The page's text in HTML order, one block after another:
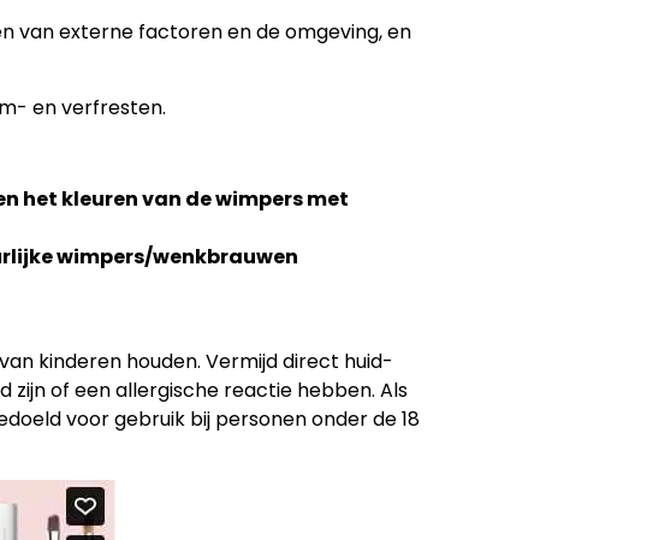
van externe factoren en de omgeving, en
en verfresten.
het kleuren van de wimpers met
wimpers/wenkbrauwen
kinderen houden. Vermijd direct huid-
zijn of een allergische reactie hebben. Als
voor gebruik bij personen onder de 18